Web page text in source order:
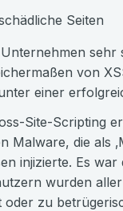
Seiten
von
einer
Site-Scripting
Malware, die als
injizierte. Es
wurden
zu